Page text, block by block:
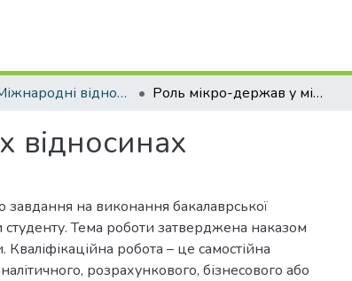
ОПП "Міжнародні відносини, суспільні комунікації та регіональні студії" Роль мікро-держав у міжнародних відносинах
відносинах
завдання на виконання бакалаврської
студенту. Тема роботи затверджена наказом
робота – це самостійна
розрахункового, бізнесового або